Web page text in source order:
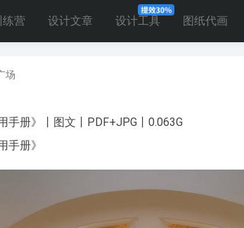
练营 设计文章 设计工具 图纸代画
场
手册》丨图文丨PDF+JPG丨0.063G
手册》